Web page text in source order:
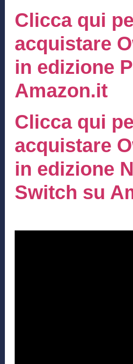
Clicca qui
acquistare
in edizione
Amazon.it
Clicca qui
acquistare
in edizione
Switch su